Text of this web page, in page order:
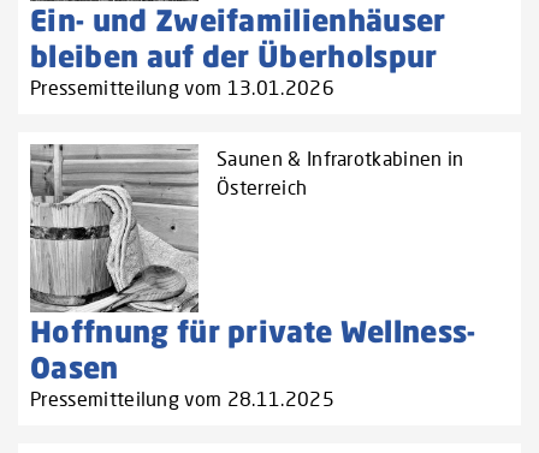
Ein- und Zweifamilienhäuser
bleiben auf der Überholspur
Pressemitteilung vom 13.01.2026
Saunen & Infrarotkabinen in
Österreich
Hoffnung für private Wellness-
Oasen
Pressemitteilung vom 28.11.2025